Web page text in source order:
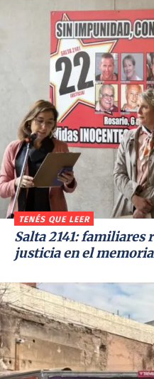
TENÉS QUE LEER
Salta 2141: familiares
justicia en el